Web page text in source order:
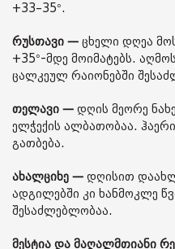
+33–35°.
რუსთავი — ცხელი დღეა
+35°-მდე მოიმატებს.
ცალკეულ რაიონებში
თელავი — დღის მეორე
ელჭექის ალბათობაა.
გათბება.
ახალციხე — დღისით
ადგილებში კი ხანმოკლე
შესაძლებლობაა.
მესტია და მაღალმთიანი